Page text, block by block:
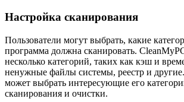
Настройка сканирования
Пользователи могут выбрать, какие
программа должна сканировать.
несколько категорий, таких как кэш и
ненужные файлы системы, реестр и
может выбрать интересующие его
сканирования и очистки.